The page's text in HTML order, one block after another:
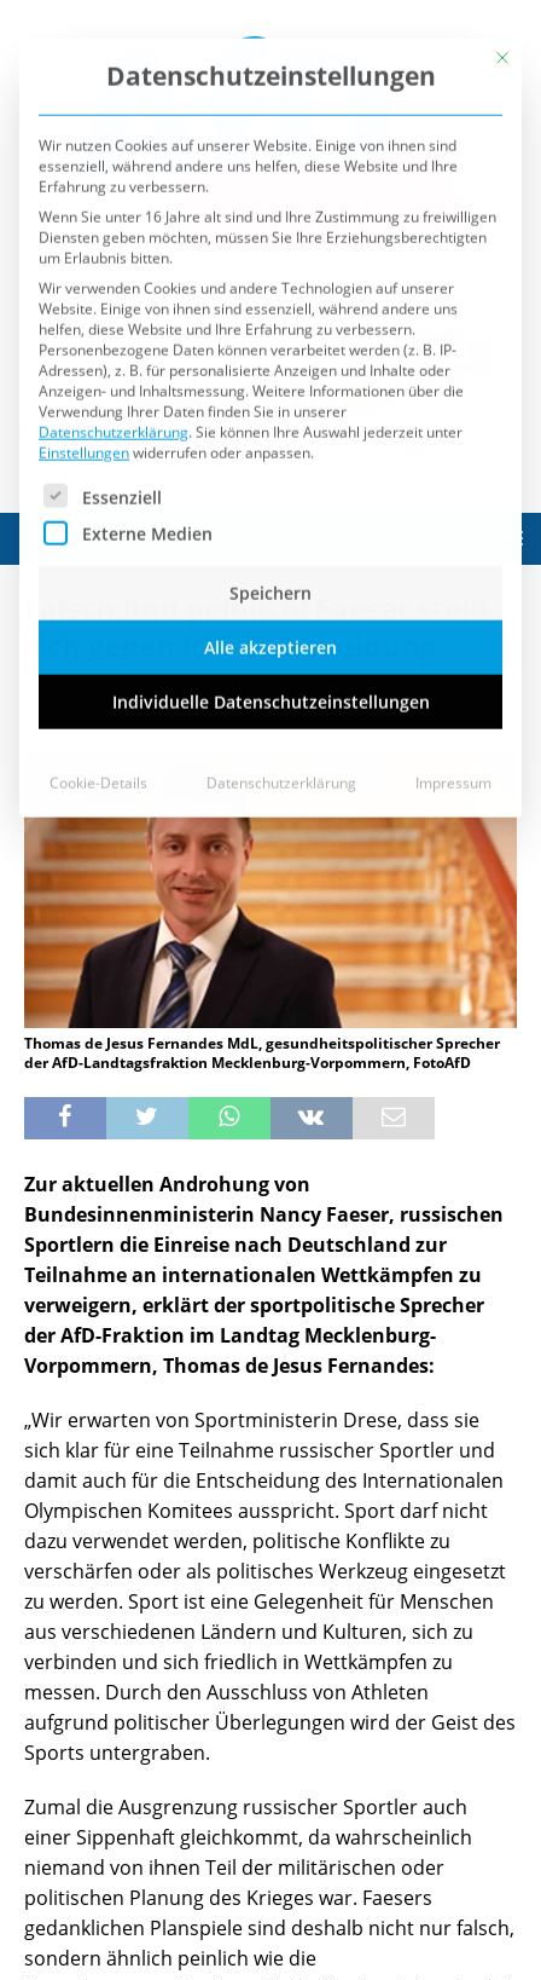
Falsch und peinlich: Faeser stellt
sich gegen IOC-Entscheidung
11. April 2023
Thomas de Jesus Fernandes MdL, gesundheitspolitischer Sprecher
der AfD-Landtagsfraktion Mecklenburg-Vorpommern, FotoAfD
Zur aktuellen Androhung von
Bundesinnenministerin Nancy Faeser, russischen
Sportlern die Einreise nach Deutschland zur
Teilnahme an internationalen Wettkämpfen zu
verweigern, erklärt der sportpolitische Sprecher
der AfD-Fraktion im Landtag Mecklenburg-
Vorpommern, Thomas de Jesus Fernandes:
„Wir erwarten von Sportministerin Drese, dass sie
sich klar für eine Teilnahme russischer Sportler und
damit auch für die Entscheidung des Internationalen
Olympischen Komitees ausspricht. Sport darf nicht
dazu verwendet werden, politische Konflikte zu
verschärfen oder als politisches Werkzeug eingesetzt
zu werden. Sport ist eine Gelegenheit für Menschen
aus verschiedenen Ländern und Kulturen, sich zu
verbinden und sich friedlich in Wettkämpfen zu
messen. Durch den Ausschluss von Athleten
aufgrund politischer Überlegungen wird der Geist des
Sports untergraben.
Zumal die Ausgrenzung russischer Sportler auch
einer Sippenhaft gleichkommt, da wahrscheinlich
niemand von ihnen Teil der militärischen oder
politischen Planung des Krieges war. Faesers
gedanklichen Planspiele sind deshalb nicht nur falsch,
sondern ähnlich peinlich wie die
Datenschutzeinstellungen
essenziell, während andere uns helfen, diese Website und Ihre
Erfahrung zu verbessern.
Wenn Sie unter 16 Jahre alt sind und Ihre Zustimmung zu freiwilligen
Diensten geben möchten, müssen Sie Ihre Erziehungsberechtigten
um Erlaubnis bitten.
Wir verwenden Cookies und andere Technologien auf unserer
Website. Einige von ihnen sind essenziell, während andere uns
helfen, diese Website und Ihre Erfahrung zu verbessern.
Personenbezogene Daten können verarbeitet werden (z. B. IP-
Adressen), z. B. für personalisierte Anzeigen und Inhalte oder
Anzeigen- und Inhaltsmessung.Weitere Informationen über die
Verwendung Ihrer Daten finden Sie in unserer
Datenschutzerklärung. Sie können Ihre Auswahl jederzeit unter
Einstellungenwiderrufen oder anpassen.